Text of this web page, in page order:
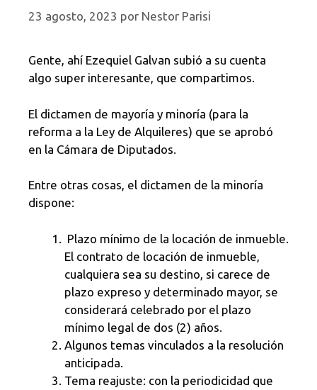
23 agosto, 2023 por Nestor Parisi
Gente, ahí Ezequiel Galvan subió a su cuenta
algo super interesante, que compartimos.
El dictamen de mayoría y minoría (para la
reforma a la Ley de Alquileres) que se aprobó
en la Cámara de Diputados.
Entre otras cosas, el dictamen de la minoría
dispone:
Plazo mínimo de la locación de inmueble.
El contrato de locación de inmueble,
cualquiera sea su destino, si carece de
plazo expreso y determinado mayor, se
considerará celebrado por el plazo
mínimo legal de dos (2) años.
Algunos temas vinculados a la resolución
anticipada.
Tema reajuste: con la periodicidad que